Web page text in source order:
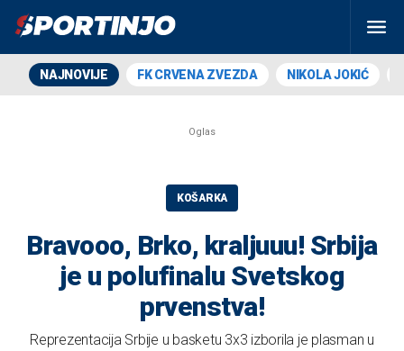
NAJNOVIJE FK CRVENA ZVEZDA NIKOLA JOKIĆ
KOŠARKA
Bravooo, Brko, kraljuuu! Srbija
je u polufinalu Svetskog
prvenstva!
Reprezentacija Srbije u basketu 3x3 izborila je plasman u